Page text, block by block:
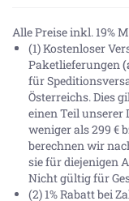
Alle Preise inkl. 19%
(1) Kostenloser
Paketlieferungen
für
Österreichs. Dies
einen Teil
weniger als 299 €
berechnen wir
sie für diejenigen
Nicht gültig für
(2) 1% Rabatt bei